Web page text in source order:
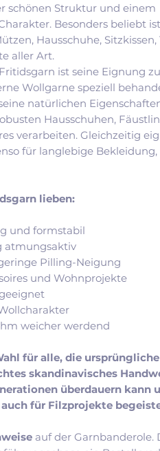
schönen Struktur und einem
Besonders beliebt
Hausschuhe, Sitzkissen,
aller Art.
ist seine Eignung
Wollgarne speziell
natürlichen
Hausschuhen,
verarbeiten. Gleichzeitig
für langlebige Bekleidung,
lieben:
und formstabil
atmungsaktiv
Pilling-Neigung
und Wohnprojekte
weicher werdend
für alle, die
skandinavisches
überdauern kann
für Filzprojekte
auf der Garnbanderole.